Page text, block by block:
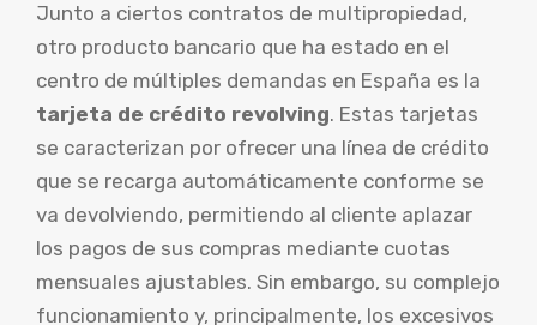
Junto a ciertos contratos de multipropiedad,
otro producto bancario que ha estado en el
centro de múltiples demandas en España es la
tarjeta de crédito revolving. Estas tarjetas
se caracterizan por ofrecer una línea de crédito
que se recarga automáticamente conforme se
va devolviendo, permitiendo al cliente aplazar
los pagos de sus compras mediante cuotas
mensuales ajustables. Sin embargo, su complejo
funcionamiento y, principalmente, los excesivos